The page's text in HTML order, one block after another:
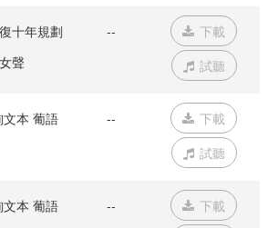
十年規劃
聲
--
下載
試聽
本 葡語 --
下載
試聽
本 葡語 --
下載